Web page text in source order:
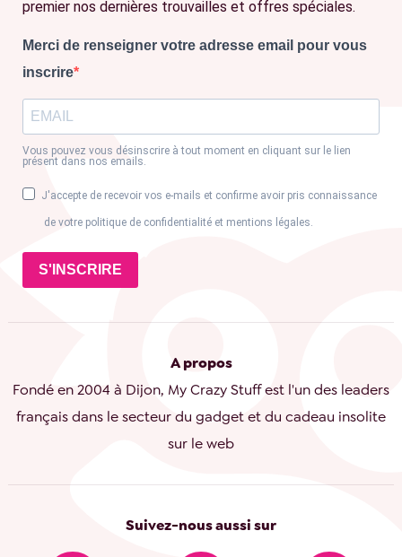
premier nos dernières trouvailles et offres spéciales.
Merci de renseigner votre adresse email pour vous
inscrire
Vous pouvez vous désinscrire à tout moment en cliquant sur le lien
présent dans nos emails.
J'accepte de recevoir vos e-mails et confirme avoir pris connaissance
de votre politique de confidentialité et mentions légales.
S'INSCRIRE
A propos
Fondé en 2004 à Dijon, My Crazy Stuff est l'un des leaders
français dans le secteur du gadget et du cadeau insolite
sur le web
Suivez-nous aussi sur